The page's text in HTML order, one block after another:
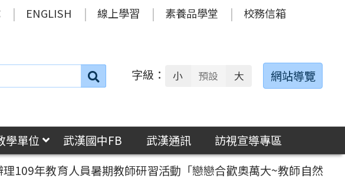
ENGLISH 線上學習 素養品學堂 校務信箱
搜
字級： 小 預設 大 網站導覽
學單位 武漢國中FB 武漢通訊
訪視宣導專區
109年教育人員暑期教師研習活動「戀戀合歡奧萬大~教師自然